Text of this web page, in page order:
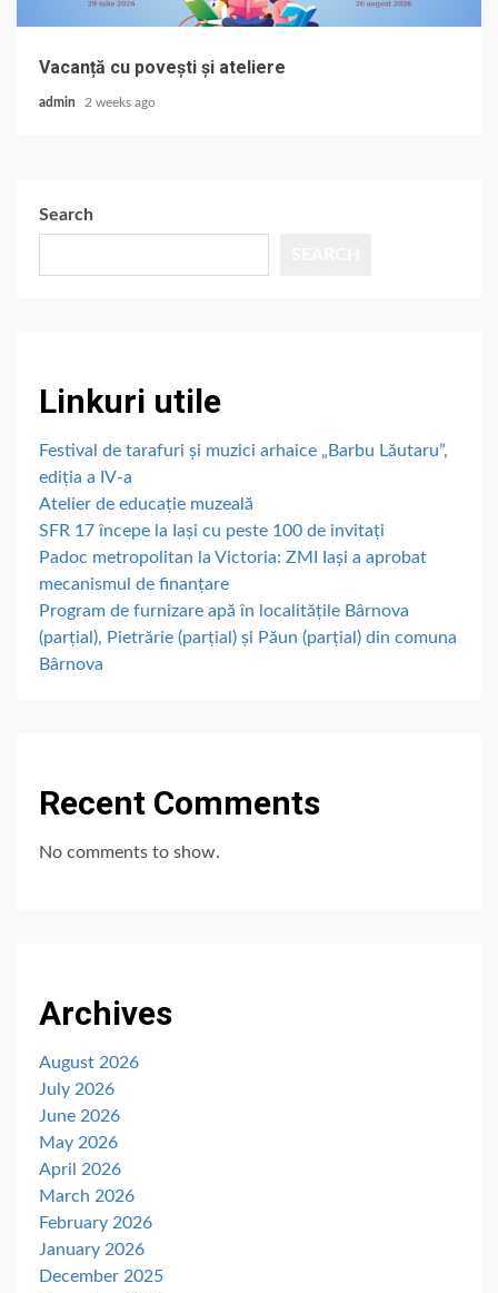
Vacanță cu povești și ateliere
admin 2 weeks ago
Search
Linkuri utile
Festival de tarafuri și muzici arhaice „Barbu Lăutaru”,
ediția a IV-a
Atelier de educație muzeală
SFR 17 începe la Iași cu peste 100 de invitați
Padoc metropolitan la Victoria: ZMI Iași a aprobat
mecanismul de finanțare
Program de furnizare apă în localitățile Bârnova
(parțial), Pietrărie (parțial) și Păun (parțial) din comuna
Bârnova
Recent Comments
No comments to show.
Archives
August 2026
July 2026
June 2026
May 2026
April 2026
March 2026
February 2026
January 2026
December 2025